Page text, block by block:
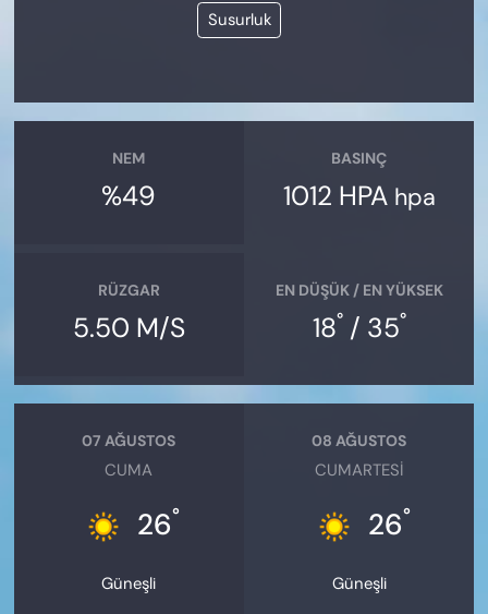
Susurluk
NEM
%49
BASINÇ
1012 HPA hpa
RÜZGAR
5.50 M/S
EN DÜŞÜK / EN YÜKSEK
18°/ 35°
07 AĞUSTOS
CUMA
26°
Güneşli
08 AĞUSTOS
CUMARTESI
26°
Güneşli